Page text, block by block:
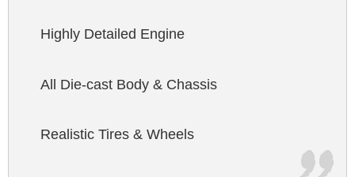
Highly Detailed Engine
All Die-cast Body & Chassis
Realistic Tires & Wheels